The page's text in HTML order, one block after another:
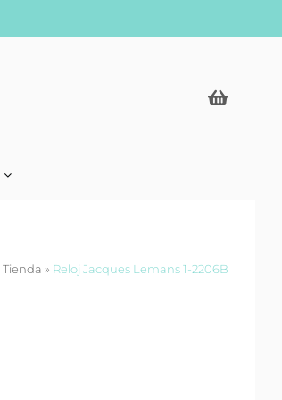
Tienda » Reloj Jacques Lemans 1-2206B